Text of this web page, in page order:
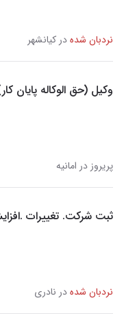
نردبان شدهدر کیانشهر
وکیل (حق الوکاله پایان
پریروز در امانیه
ثبت شرکت. تغییرات
نردبان شدهدر نادری